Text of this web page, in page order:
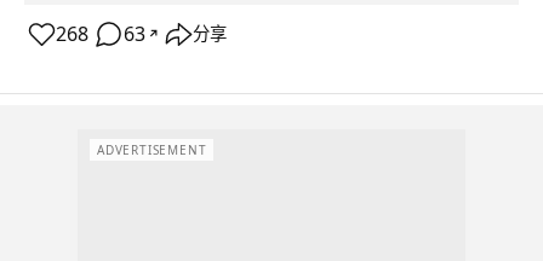
268 63 ↗ 分享
ADVERTISEMENT